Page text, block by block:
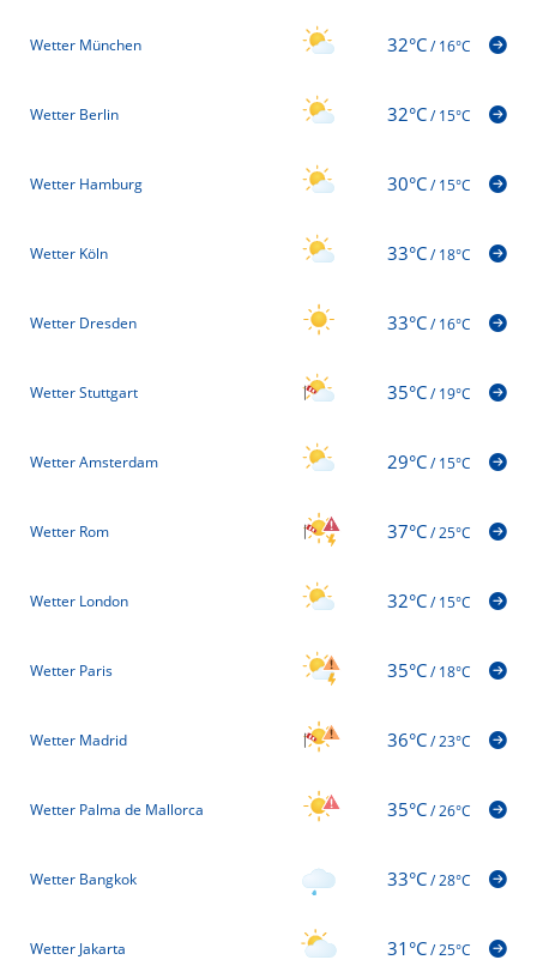
Wetter München 32°C/16°C
Wetter Berlin 32°C/15°C
Wetter Hamburg 30°C/15°C
Wetter Köln 33°C/18°C
Wetter Dresden 33°C/16°C
Wetter Stuttgart 35°C/19°C
Wetter Amsterdam 29°C/15°C
Wetter Rom 37°C/25°C
Wetter London 32°C/15°C
Wetter Paris 35°C/18°C
Wetter Madrid 36°C/23°C
Wetter Palma de Mallorca 35°C/26°C
Wetter Bangkok 33°C/28°C
Wetter Jakarta 31°C/25°C